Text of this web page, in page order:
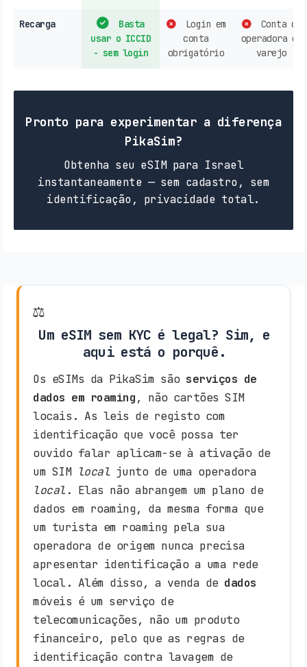
Recarga
Basta
usar o ICCID
- sem login
Login em
conta
obrigatório
Conta de
operadora ou
varejo
Pronto para experimentar a diferença
PikaSim?
Obtenha seu eSIM para Israel
instantaneamente — sem cadastro, sem
identificação, privacidade total.
⚖️
Um eSIM sem KYC é legal? Sim, e
aqui está o porquê.
Os eSIMs da PikaSim são serviços de
dados em roaming, não cartões SIM
locais. As leis de registo com
identificação que você possa ter
ouvido falar aplicam-se à ativação de
um SIM local junto de uma operadora
local . Elas não abrangem um plano de
dados em roaming, da mesma forma que
um turista em roaming pela sua
operadora de origem nunca precisa
apresentar identificação a uma rede
local. Além disso, a venda de dados
móveis é um serviço de
telecomunicações, não um produto
financeiro, pelo que as regras de
identificação contra lavagem de